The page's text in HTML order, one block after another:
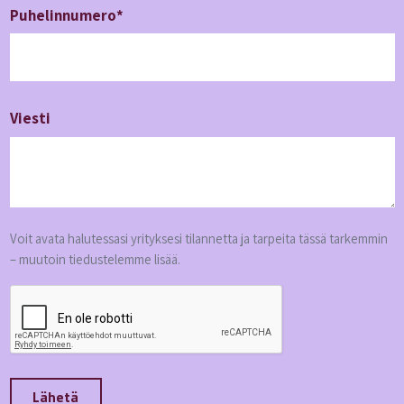
Puhelin­numero*
Viesti
Voit avata halutessasi yrityksesi tilannetta ja tarpeita tässä tarkemmin
– muutoin tiedustelemme lisää.